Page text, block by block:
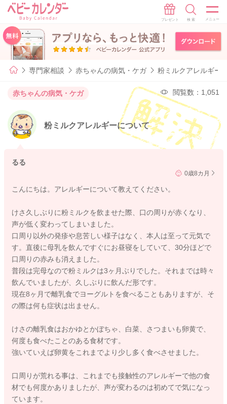
専門家相談 赤ちゃんの病気・ケガ 粉ミルクアレルギー
赤ちゃんの病気・ケガ 閲覧数：1,051
粉ミルクアレルギーについて
るる
0歳8カ月
こんにちは。アレルギーについて教えてください。
けさ久しぶりに粉ミルクを飲ませた際、口の周りが赤くなり、
声が低く変わってしまいました。
口周り以外の発疹や息苦しい様子はなく、本人は至って元気で
す。直後に母乳を飲んですぐにお昼寝をしていて、30分ほどで
口周りの赤みも消えました。
普段は完母なので粉ミルクは3ヶ月ぶりでした。それまでは時々
飲んでいましたが、久しぶりに飲んだ形です。
現在8ヶ月で離乳食でヨーグルトを食べることもありますが、そ
の際は何も症状は出ません。
けさの離乳食はおかゆとかぼちゃ、白菜、さつまいも卵黄で、
何度も食べたことのある食材です。
強いていえば卵黄をこれまでより少し多く食べさせました。
口周りが荒れる事は、これまでも接触性のアレルギーで他の食
材でも何度かありましたが、声が変わるのは初めてで気になっ
ています。